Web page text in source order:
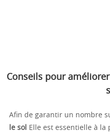
Conseils pour
Afin de garantir un nombre
le sol
Elle est essentielle à